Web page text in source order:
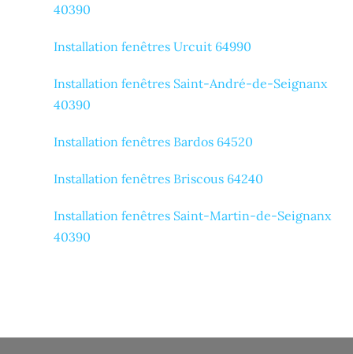
40390
Installation fenêtres Urcuit 64990
Installation fenêtres Saint-André-de-Seignanx
40390
Installation fenêtres Bardos 64520
Installation fenêtres Briscous 64240
Installation fenêtres Saint-Martin-de-Seignanx
40390